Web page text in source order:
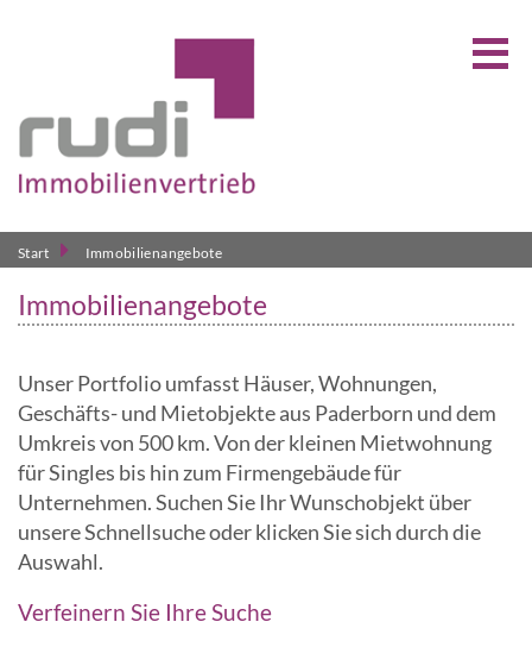
Start Immobilienangebote
Immobilienangebote
Unser Portfolio umfasst Häuser, Wohnungen,
Geschäfts- und Mietobjekte aus Paderborn und dem
Umkreis von 500 km. Von der kleinen Mietwohnung
für Singles bis hin zum Firmengebäude für
Unternehmen. Suchen Sie Ihr Wunschobjekt über
unsere Schnellsuche oder klicken Sie sich durch die
Auswahl.
Verfeinern Sie Ihre Suche